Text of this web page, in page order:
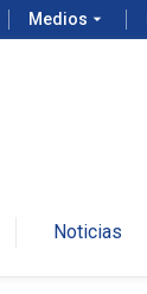
Medios arrow_drop_down
Noticias